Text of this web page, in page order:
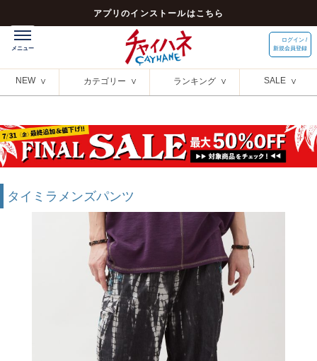
アプリのインストールはこちら
ログイン /
新規会員登録
NEW カテゴリー ランキング SALE
タイミラメンズパンツ